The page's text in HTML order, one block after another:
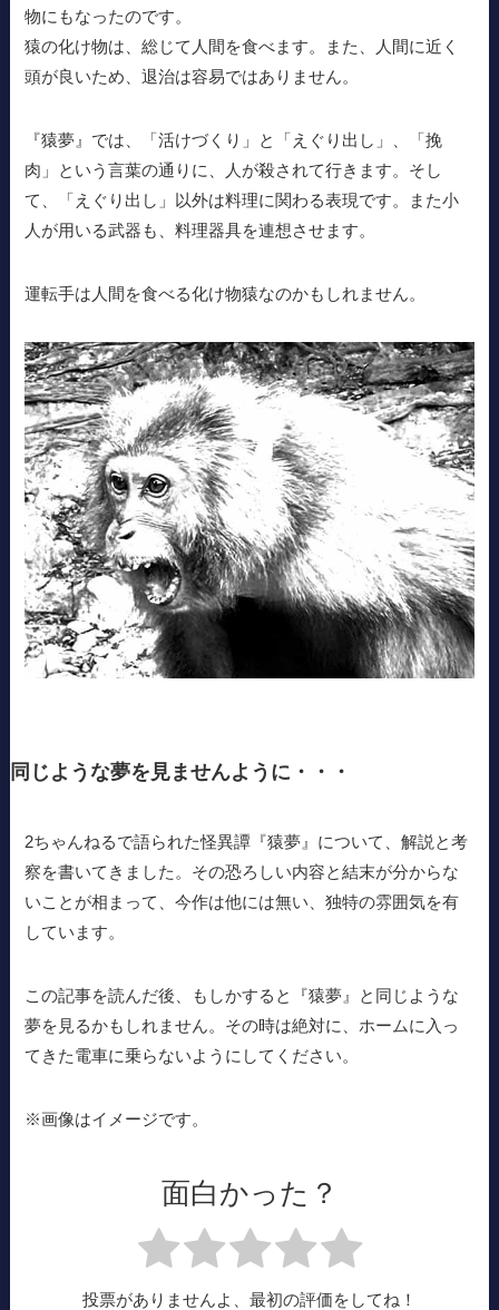
物にもなったのです。
猿の化け物は、総じて人間を食べます。また、人間に近く
頭が良いため、退治は容易ではありません。
『猿夢』では、「活けづくり」と「えぐり出し」、「挽
肉」という言葉の通りに、人が殺されて行きます。そし
て、「えぐり出し」以外は料理に関わる表現です。また小
人が用いる武器も、料理器具を連想させます。
運転手は人間を食べる化け物猿なのかもしれません。
同じような夢を見ませんように・・・
2ちゃんねるで語られた怪異譚『猿夢』について、解説と考
察を書いてきました。その恐ろしい内容と結末が分からな
いことが相まって、今作は他には無い、独特の雰囲気を有
しています。
この記事を読んだ後、もしかすると『猿夢』と同じような
夢を見るかもしれません。その時は絶対に、ホームに入っ
てきた電車に乗らないようにしてください。
※画像はイメージです。
面白かった？
投票がありませんよ、最初の評価をしてね！